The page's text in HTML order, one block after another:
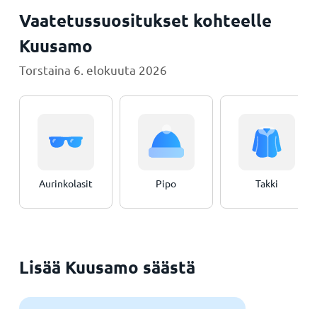
Vaatetussuositukset kohteelle
Kuusamo
Torstaina 6. elokuuta 2026
Aurinkolasit Pipo Takki
Lisää Kuusamo säästä